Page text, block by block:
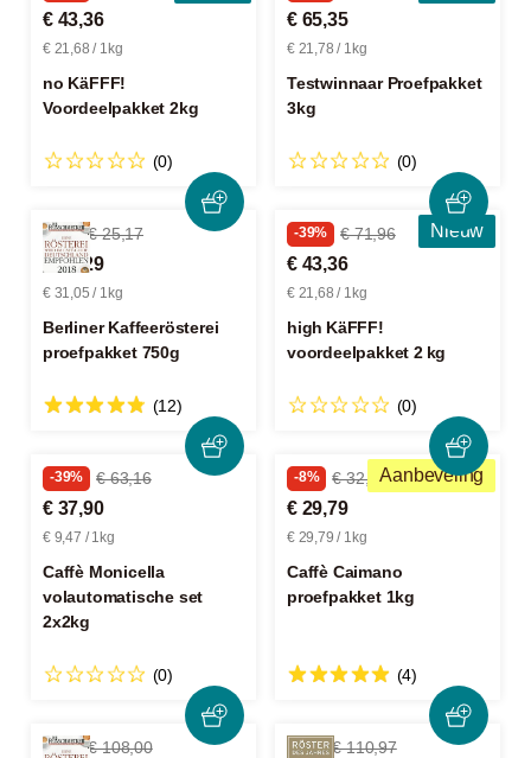
€ 43,36
€ 21,68 / 1kg
no KäFFF!
Voordeelpakket 2kg
(0)
€ 65,35
€ 21,78 / 1kg
Testwinnaar Proefpakket
3kg
(0)
-7% € 25,17
€ 23,29
€ 31,05 / 1kg
Berliner Kaffeerösterei
proefpakket 750g
(12)
Nieuw
-39% € 71,96
€ 43,36
€ 21,68 / 1kg
high KäFFF!
voordeelpakket 2 kg
(0)
-39% € 63,16
€ 37,90
€ 9,47 / 1kg
Caffè Monicella
volautomatische set
2x2kg
(0)
Aanbeveling
-8% € 32,56
€ 29,79
€ 29,79 / 1kg
Caffè Caimano
proefpakket 1kg
(4)
-9% € 108,00 -8% € 110,97